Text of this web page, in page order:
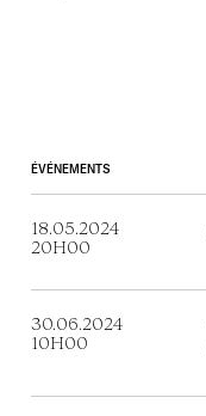
ÉVÉNEMENTS
18.05.2024
20H00
30.06.2024
10H00